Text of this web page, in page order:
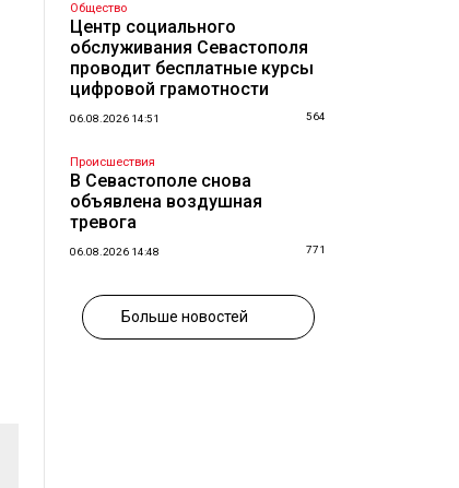
Общество
Центр социального
обслуживания Севастополя
проводит бесплатные курсы
цифровой грамотности
06.08.2026 14:51 564
Происшествия
В Севастополе снова
объявлена воздушная
тревога
06.08.2026 14:48 771
Больше новостей